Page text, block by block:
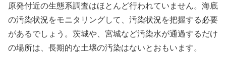
原発付近の生態系調査はほとんど行われていません。海底
の汚染状況をモニタリングして、汚染状況を把握する必要
があるでしょう。茨城や、宮城など汚染水が通過するだけ
の場所は、長期的な土壌の汚染はないとおもいます。